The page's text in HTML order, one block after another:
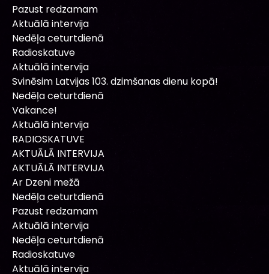
Pazust redzamam
Aktuālā intervija
Nedēļa ceturtdienā
Radioskatuve
Aktuālā intervija
Svinēsim Latvijas 103. dzimšanas dienu kopā!
Nedēļa ceturtdienā
Vakance!
Aktuālā intervija
RADIOSKATUVE
AKTUĀLĀ INTERVIJA
AKTUĀLĀ INTERVIJA
Ar Dzeni mežā
Nedēļa ceturtdienā
Pazust redzamam
Aktuālā intervija
Nedēļa ceturtdienā
Radioskatuve
Aktuālā intervija